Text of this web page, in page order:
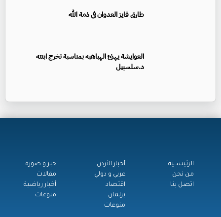
طارق فايز العدوان في ذمة الله
العوايشة يهنئ الهباهبه بمناسبة تخرج ابنته
د.سلسبيل
الرئيســية
من نحن
اتصل بنا
أخبار الأردن
عربي و دولي
اقتصاد
برلمان
منوعات
خبر و صورة
مقالات
أخبار رياضية
منوعات